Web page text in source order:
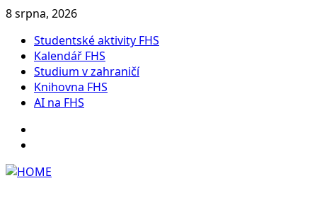
Skip
content
8 srpna, 2026
Studentské aktivity FHS
Kalendář FHS
Studium v zahraničí
Knihovna FHS
AI na FHS